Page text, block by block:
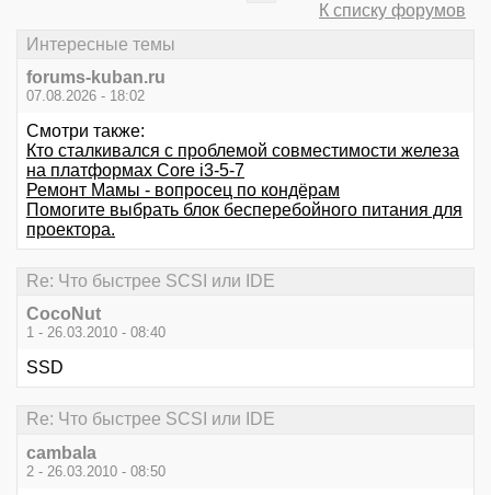
К списку форумов
Интересные темы
forums-kuban.ru
07.08.2026 - 18:02
Смотри также:
Кто сталкивался с проблемой совместимости железа
на платформах Core i3-5-7
Ремонт Мамы - вопросец по кондёрам
Помогите выбрать блок бесперебойного питания для
проектора.
Re: Что быстрее SCSI или IDE
CocoNut
1 - 26.03.2010 - 08:40
SSD
Re: Что быстрее SCSI или IDE
cambala
2 - 26.03.2010 - 08:50